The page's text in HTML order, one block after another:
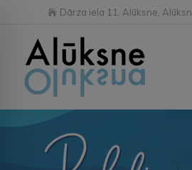
Dārza iela 11, Alūksne,